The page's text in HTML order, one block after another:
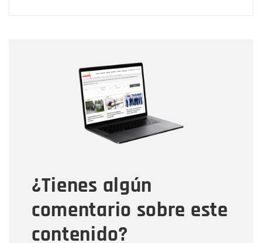
¿Tienes algún
comentario sobre este
contenido?
Correo electrónico
Tipo de comentario
Mensaje